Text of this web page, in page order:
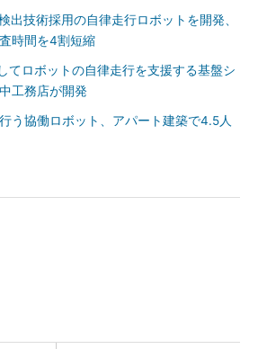
出技術採用の自律走行ロボットを開発、
時間を4割短縮
てロボットの自律走行を支援する基盤シ
工務店が開発
う協働ロボット、アパート建築で4.5人